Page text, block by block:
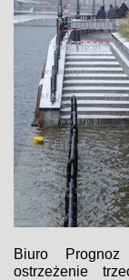
Biuro
ostrzeżenie